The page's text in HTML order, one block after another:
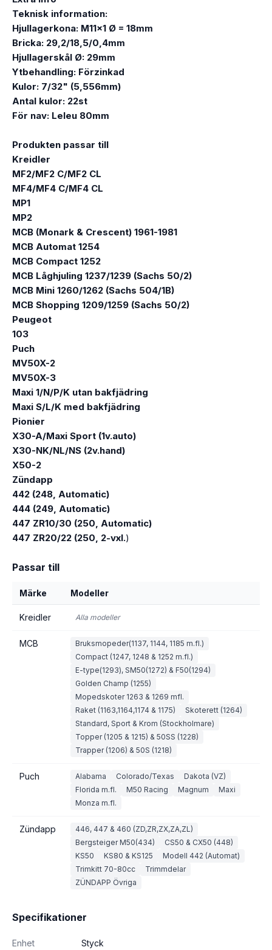
Teknisk information:
Hjullagerkona: M11x1 Ø = 18mm
Bricka: 29,2/18,5/0,4mm
Hjullagerskål Ø: 29mm
Ytbehandling: Förzinkad
Kulor: 7/32" (5,556mm)
Antal kulor: 22st
För nav: Leleu 80mm
Produkten passar till
Kreidler
MF2/MF2 C/MF2 CL
MF4/MF4 C/MF4 CL
MP1
MP2
MCB (Monark & Crescent) 1961-1981
MCB Automat 1254
MCB Compact 1252
MCB Låghjuling 1237/1239 (Sachs 50/2)
MCB Mini 1260/1262 (Sachs 504/1B)
MCB Shopping 1209/1259 (Sachs 50/2)
Peugeot
103
Puch
MV50X-2
MV50X-3
Maxi 1/N/P/K utan bakfjädring
Maxi S/L/K med bakfjädring
Pionier
X30-A/Maxi Sport (1v.auto)
X30-NK/NL/NS (2v.hand)
X50-2
Zündapp
442 (248, Automatic)
444 (249, Automatic)
447 ZR10/30 (250, Automatic)
447 ZR20/22 (250, 2-vxl.)
Passar till
Märke Modeller
Kreidler Alla modeller
MCB
Bruksmopeder(1137, 1144, 1185 m.fl.)
Compact (1247, 1248 & 1252 m.fl.)
E-type(1293), SM50(1272) & F50(1294)
Golden Champ (1255)
Mopedskoter 1263 & 1269 mfl.
Raket (1163,1164,1174 & 1175)
Skoterett (1264)
Standard, Sport & Krom (Stockholmare)
Topper (1205 & 1215) & 50SS (1228)
Trapper (1206) & 50S (1218)
Puch Alabama Colorado/Texas
Dakota (VZ)
Florida m.fl.
M50 Racing Magnum
Maxi
Monza m.fl.
Zündapp
446, 447 & 460 (ZD,ZR,ZX,ZA,ZL)
Bergsteiger M50(434)
CS50 & CX50 (448)
KS50
KS80 & KS125
Modell 442 (Automat)
Trimkitt 70-80cc
Trimmdelar
ZÜNDAPP Övriga
Specifikationer
Enhet Styck